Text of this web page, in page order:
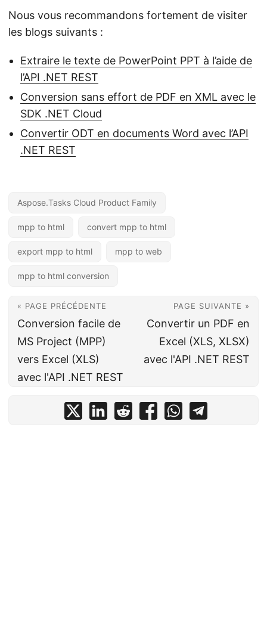
Nous vous recommandons fortement de visiter
les blogs suivants :
Extraire le texte de PowerPoint PPT à l’aide de
l’API .NET REST
Conversion sans effort de PDF en XML avec le
SDK .NET Cloud
Convertir ODT en documents Word avec l’API
.NET REST
Aspose.Tasks Cloud Product Family
mpp to html convert mpp to html
export mpp to html mpp to web
mpp to html conversion
« PAGE PRÉCÉDENTE
Conversion facile de
MS Project (MPP)
vers Excel (XLS)
avec l'API .NET REST
PAGE SUIVANTE »
Convertir un PDF en
Excel (XLS, XLSX)
avec l'API .NET REST